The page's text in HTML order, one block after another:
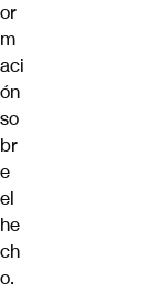
or
m
aci
ón
so
br
e
el
he
ch
o.